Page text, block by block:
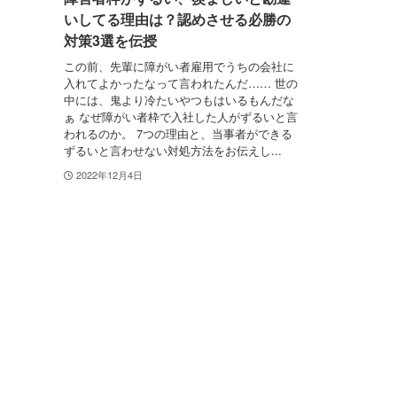
いしてる理由は？認めさせる必勝の
対策3選を伝授
この前、先輩に障がい者雇用でうちの会社に
入れてよかったなって言われたんだ…… 世の
中には、鬼より冷たいやつもはいるもんだな
ぁ なぜ障がい者枠で入社した人がずるいと言
われるのか。 7つの理由と、当事者ができる
ずるいと言わせない対処方法をお伝えし...
2022年12月4日